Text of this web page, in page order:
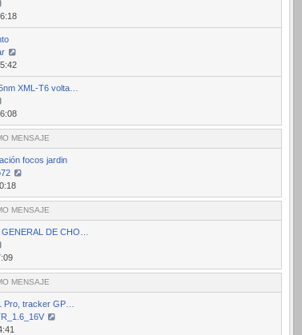
XML-T6 volta…
MENSAJE
focos jardin
MENSAJE
GENERAL DE CHO…
MENSAJE
Pro, tracker GP…